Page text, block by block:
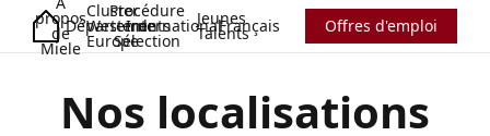
propos
de
Miele
Cluster
Western
Europe
Départements
Procédure
de
Sélection
InternationalJeunes
Talents
Français Offres d'emploi
Nos localisations